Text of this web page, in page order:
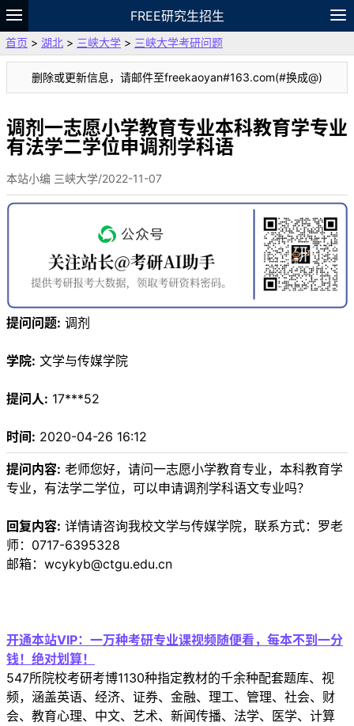
FREE研究生招生
题库
故事 专题 APP 笔记
VIP
资料
首页 > 湖北 > 三峡大学 > 三峡大学考研问题
删除或更新信息，请邮件至freekaoyan#163.com(#换成@)
调剂一志愿小学教育专业本科教育学专业
有法学二学位申调剂学科语
本站小编 三峡大学/2022-11-07
提问问题: 调剂
学院: 文学与传媒学院
提问人: 17***52
时间: 2020-04-26 16:12
提问内容: 老师您好，请问一志愿小学教育专业，本科教育学
专业，有法学二学位，可以申请调剂学科语文专业吗？
回复内容: 详情请咨询我校文学与传媒学院，联系方式：罗老
师：0717-6395328
邮箱：wcykyb@ctgu.edu.cn
开通本站VIP：一万种考研专业课视频随便看，每本不到一分
钱！绝对划算！
547所院校考研考博1130种指定教材的千余种配套题库、视
频，涵盖英语、经济、证券、金融、理工、管理、社会、财
会、教育心理、中文、艺术、新闻传播、法学、医学、计算